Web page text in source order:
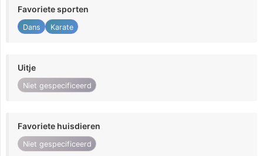
Favoriete sporten
Dans Karate
Uitje
Niet gespecificeerd
Favoriete huisdieren
Niet gespecificeerd